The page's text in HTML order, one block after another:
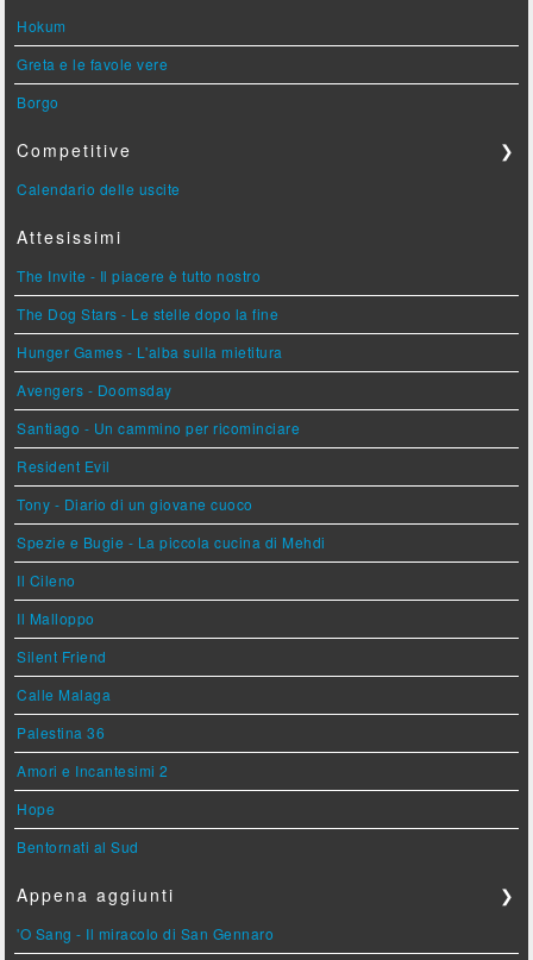
Hokum
Greta e le favole vere
Borgo
Competitive ❯
Calendario delle uscite
Attesissimi
The Invite - Il piacere è tutto nostro
The Dog Stars - Le stelle dopo la fine
Hunger Games - L'alba sulla mietitura
Avengers - Doomsday
Santiago - Un cammino per ricominciare
Resident Evil
Tony - Diario di un giovane cuoco
Spezie e Bugie - La piccola cucina di Mehdi
Il Cileno
Il Malloppo
Silent Friend
Calle Malaga
Palestina 36
Amori e Incantesimi 2
Hope
Bentornati al Sud
Appena aggiunti ❯
'O Sang - Il miracolo di San Gennaro